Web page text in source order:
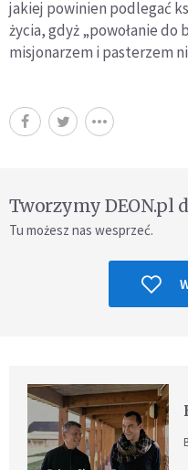
jakiej powinien podlegać
życia, gdyż „powołanie
misjonarzem i pasterzem
Tworzymy DEON.pl
Tu możesz nas wesprzeć.